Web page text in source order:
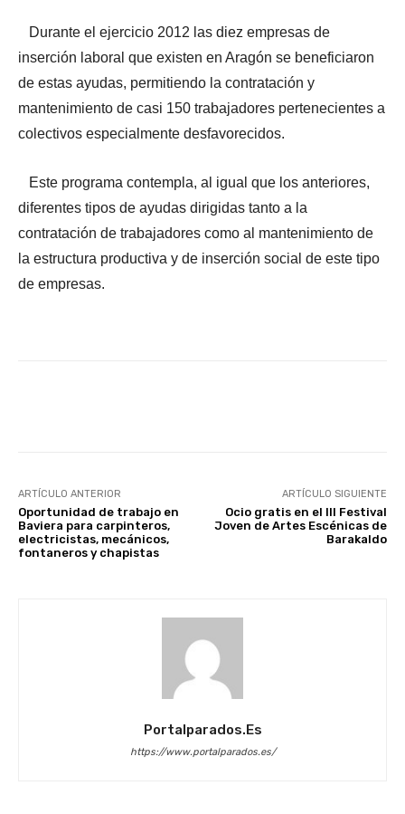
Durante el ejercicio 2012 las diez empresas de
inserción laboral que existen en Aragón se beneficiaron
de estas ayudas, permitiendo la contratación y
mantenimiento de casi 150 trabajadores pertenecientes a
colectivos especialmente desfavorecidos.
Este programa contempla, al igual que los anteriores,
diferentes tipos de ayudas dirigidas tanto a la
contratación de trabajadores como al mantenimiento de
la estructura productiva y de inserción social de este tipo
de empresas.
ARTÍCULO ANTERIOR
Oportunidad de trabajo en
Baviera para carpinteros,
electricistas, mecánicos,
fontaneros y chapistas
ARTÍCULO SIGUIENTE
Ocio gratis en el III Festival
Joven de Artes Escénicas de
Barakaldo
Portalparados.es
https://www.portalparados.es/